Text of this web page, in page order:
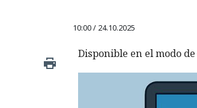
10:00 / 24.10.2025
Disponible en el modo